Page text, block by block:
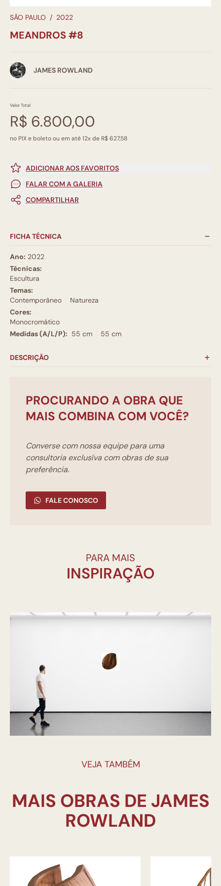
SÃO PAULO / 2022
MEANDROS #8
JAMES ROWLAND
Valor Total
R$ 6.800,00
no PIX e boleto ou em até 12x de R$ 627,58
ADICIONAR AOS FAVORITOS
FALAR COM A GALERIA
COMPARTILHAR
FICHA TÉCNICA
Ano: 2022
Técnicas:
Escultura
Temas:
Contemporâneo
Natureza
Cores:
Monocromático
Medidas (A/L/P): 55 cm 55 cm
DESCRIÇÃO
PROCURANDO A OBRA QUE
MAIS COMBINA COM VOCÊ?
Converse com nossa equipe para uma
consultoria exclusíva com obras de sua
preferência.
FALE CONOSCO
PARA MAIS
INSPIRAÇÃO
VEJA TAMBÉM
MAIS OBRAS DE JAMES